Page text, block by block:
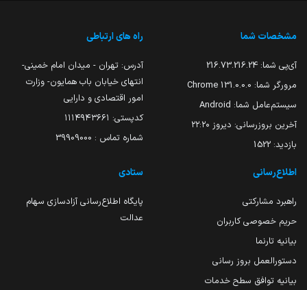
مشخصات شما
آی‌پی شما: 216.73.216.24
مرورگر شما: 131.0.0.0 Chrome
سیستم‌عامل شما: Android
آخرین بروزرسانی: دیروز ۲۲:۲۰
بازدید: 1522
راه های ارتباطی
آدرس: تهران - میدان امام خمینی-
انتهای خیابان باب همایون- وزارت
امور اقتصادی و دارایی
کدپستی: ۱۱۱۴۹۴۳۶۶۱
شماره تماس : 39909000
اطلاع‌رسانی
راهبرد مشارکتی
حریم خصوصی کاربران
بیانیه تارنما
دستورالعمل بروز رسانی
بیانیه توافق سطح خدمات
ستادی
پایگاه اطلاع‌رسانی آزادسازی سهام
عدالت